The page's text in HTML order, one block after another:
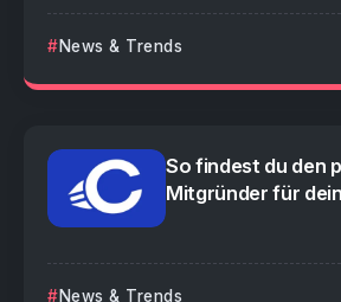
News & Trends
So findest du den
Mitgründer für
News & Trends